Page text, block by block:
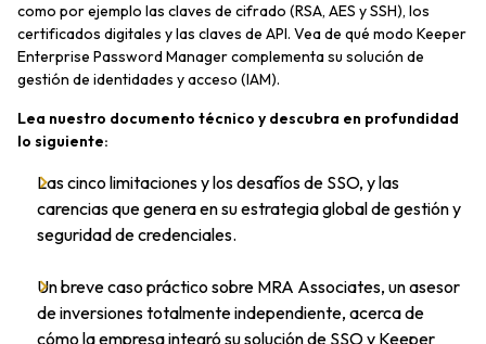
como por ejemplo las claves de cifrado (RSA, AES y SSH), los
certificados digitales y las claves de API. Vea de qué modo Keeper
Enterprise Password Manager complementa su solución de
gestión de identidades y acceso (IAM).
Lea nuestro documento técnico y descubra en profundidad
lo siguiente:
Las cinco limitaciones y los desafíos de SSO, y las
carencias que genera en su estrategia global de gestión y
seguridad de credenciales.
Un breve caso práctico sobre MRA Associates, un asesor
de inversiones totalmente independiente, acerca de
cómo la empresa integró su solución de SSO y Keeper